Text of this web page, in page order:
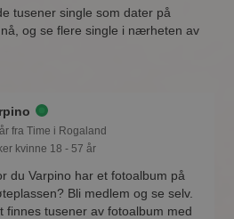
tusener single som dater på
og se flere single i nærheten av
fra Time i Rogaland
kvinne 18 - 57 år
du Varpino har et fotoalbum på
Bli medlem og se selv.
finnes tusener av fotoalbum med